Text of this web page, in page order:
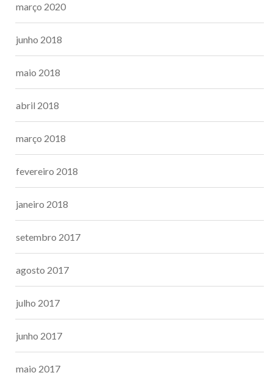
março 2020
junho 2018
maio 2018
abril 2018
março 2018
fevereiro 2018
janeiro 2018
setembro 2017
agosto 2017
julho 2017
junho 2017
maio 2017